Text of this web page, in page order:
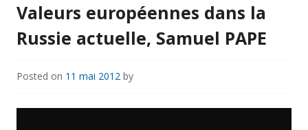
Valeurs européennes dans la
Russie actuelle, Samuel PAPE
Posted on 11 mai 2012 by